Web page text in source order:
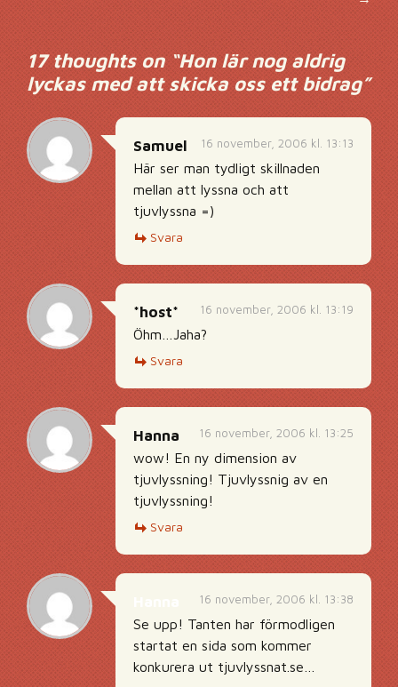
17 thoughts on “Hon lär nog aldrig
lyckas med att skicka oss ett bidrag”
16 november, 2006 kl. 13:13
Samuel
Här ser man tydligt skillnaden
mellan att lyssna och att
tjuvlyssna =)
Svara
16 november, 2006 kl. 13:19
*host*
Öhm…Jaha?
Svara
16 november, 2006 kl. 13:25
Hanna
wow! En ny dimension av
tjuvlyssning! Tjuvlyssnig av en
tjuvlyssning!
Svara
16 november, 2006 kl. 13:38
Se upp! Tanten har förmodligen
startat en sida som kommer
konkurera ut tjuvlyssnat.se…